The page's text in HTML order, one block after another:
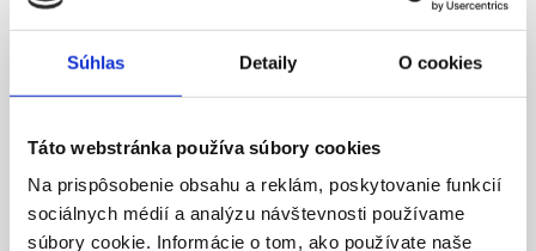
Súhlas Detaily O cookies
Táto webstránka používa súbory cookies
Na prispôsobenie obsahu a reklám, poskytovanie funkcií
sociálnych médií a analýzu návštevnosti používame
súbory cookie. Informácie o tom, ako používate naše
Autoškolu som si vybrala na základe jej názvu, proste
spokojná. Musím povedať, že som sem išla s tým, že som
nikdy nesedela v aute za volantom, bála som sa ako to
zvládnem. Ale dnes už viem, že som sa rozhodla dobre 👌
Od teórie, cez jazdy na cvičisku a cestách až po samotné